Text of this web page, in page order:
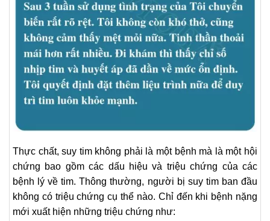
Thực chất, suy tim không phải là một bệnh mà là một hội
chứng bao gồm các dấu hiệu và triệu chứng của các
bệnh lý về tim. Thông thường, người bị suy tim ban đầu
không có triệu chứng cụ thể nào. Chỉ đến khi bệnh nặng
mới xuất hiện những triệu chứng như: